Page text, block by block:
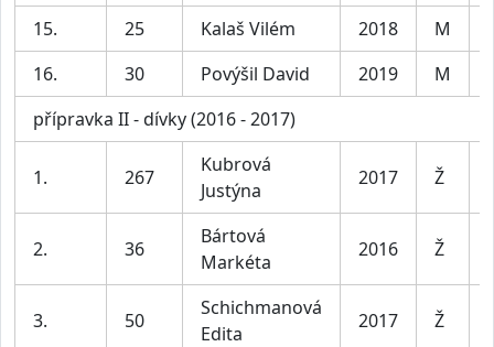
15. 25 Kalaš Vilém 2018 M
16.
30 Povýšil David 2019 M
přípravka II - dívky (2016 - 2017)
1. 267
Kubrová
Justýna
2017 Ž
2. 36
Bártová
Markéta
2016 Ž
3. 50
Schichmanová
Edita
2017 Ž